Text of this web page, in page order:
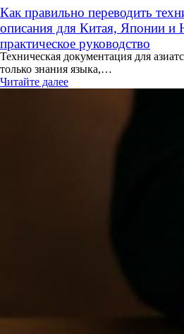
Как правильно переводить
описания для Китая, Японии
практическое руководство
Техническая документация для
только знания языка,…
Читайте далее